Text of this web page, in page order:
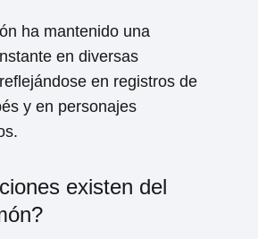
ha mantenido una
en diversas
en registros de
y en personajes
existen del